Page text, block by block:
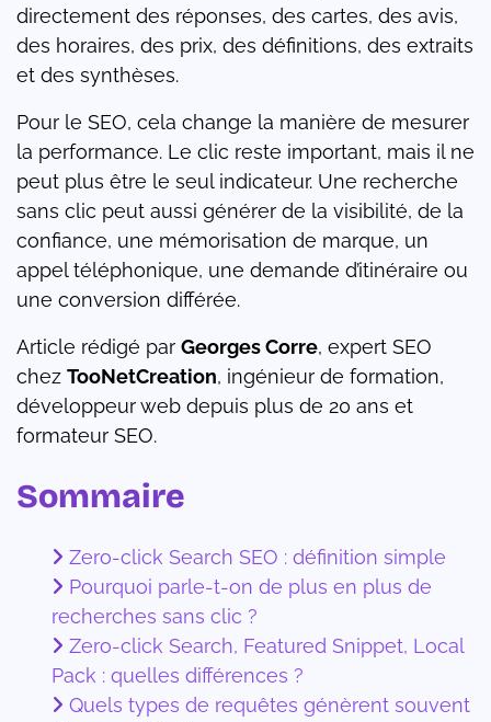
directement des réponses, des cartes, des avis,
des horaires, des prix, des définitions, des extraits
et des synthèses.
Pour le SEO, cela change la manière de mesurer
la performance. Le clic reste important, mais il ne
peut plus être le seul indicateur. Une recherche
sans clic peut aussi générer de la visibilité, de la
confiance, une mémorisation de marque, un
appel téléphonique, une demande d’itinéraire ou
une conversion différée.
Article rédigé par Georges Corre, expert SEO
chez TooNetCreation, ingénieur de formation,
développeur web depuis plus de 20 ans et
formateur SEO.
Sommaire
Zero-click Search SEO : définition simple
Pourquoi parle-t-on de plus en plus de
recherches sans clic ?
Zero-click Search, Featured Snippet, Local
Pack : quelles différences ?
Quels types de requêtes génèrent souvent